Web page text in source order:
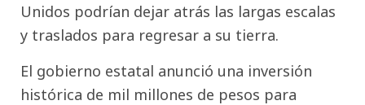
Unidos podrían dejar atrás las largas escalas
y traslados para regresar a su tierra.
El gobierno estatal anunció una inversión
histórica de mil millones de pesos para